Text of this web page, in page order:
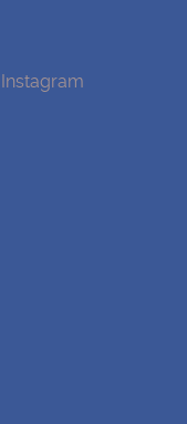
Instagram